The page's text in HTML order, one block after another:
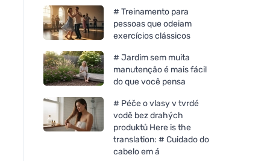
# Treinamento para
pessoas que odeiam
exercícios clássicos
# Jardim sem muita
manutenção é mais fácil
do que você pensa
# Péče o vlasy v tvrdé
vodě bez drahých
produktů Here is the
translation: # Cuidado do
cabelo em á